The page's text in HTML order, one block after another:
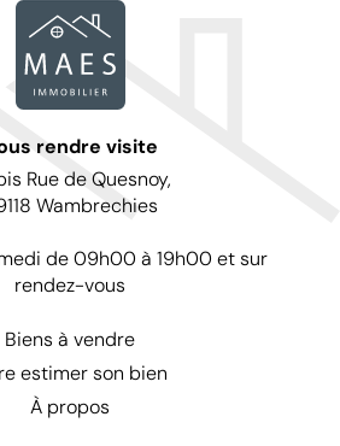
rendre visite
Rue de Quesnoy,
Wambrechies
de 09h00 à 19h00 et sur
rendez-vous
Biens à vendre
estimer son bien
À propos